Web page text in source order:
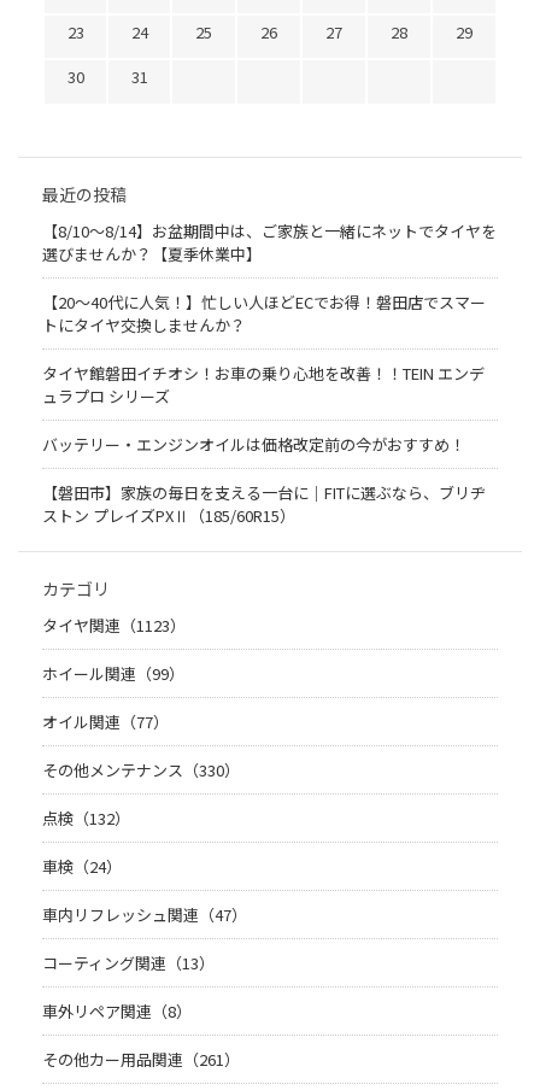
23
24 25 26 27 28
29
30
31
最近の投稿
【8/10～8/14】お盆期間中は、ご家族と一緒にネットでタイヤを
選びませんか？【夏季休業中】
【20〜40代に人気！】忙しい人ほどECでお得！磐田店でスマー
トにタイヤ交換しませんか？
タイヤ館磐田イチオシ！お車の乗り心地を改善！！TEIN エンデ
ュラプロ シリーズ
バッテリー・エンジンオイルは価格改定前の今がおすすめ！
【磐田市】家族の毎日を支える一台に｜FITに選ぶなら、ブリヂ
ストン プレイズPXⅡ（185/60R15）
カテゴリ
タイヤ関連（1123）
ホイール関連（99）
オイル関連（77）
その他メンテナンス（330）
点検（132）
車検（24）
車内リフレッシュ関連（47）
コーティング関連（13）
車外リペア関連（8）
その他カー用品関連（261）